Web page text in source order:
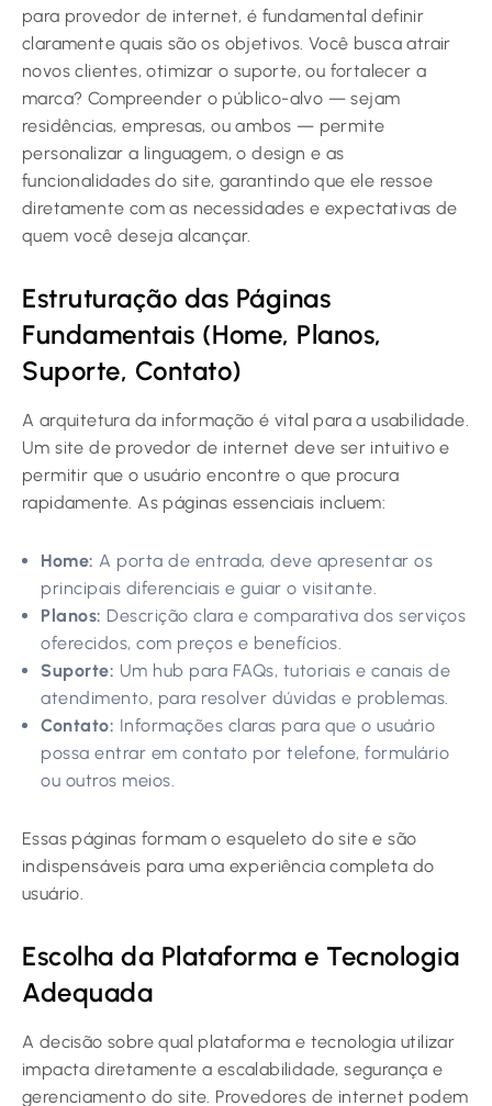
para provedor de internet, é fundamental definir
claramente quais são os objetivos. Você busca atrair
novos clientes, otimizar o suporte, ou fortalecer a
marca? Compreender o público-alvo — sejam
residências, empresas, ou ambos — permite
personalizar a linguagem, o design e as
funcionalidades do site, garantindo que ele ressoe
diretamente com as necessidades e expectativas de
quem você deseja alcançar.
Estruturação das Páginas
Fundamentais (Home, Planos,
Suporte, Contato)
A arquitetura da informação é vital para a usabilidade.
Um site de provedor de internet deve ser intuitivo e
permitir que o usuário encontre o que procura
rapidamente. As páginas essenciais incluem:
Home: A porta de entrada, deve apresentar os
principais diferenciais e guiar o visitante.
Planos: Descrição clara e comparativa dos serviços
oferecidos, com preços e benefícios.
Suporte: Um hub para FAQs, tutoriais e canais de
atendimento, para resolver dúvidas e problemas.
Contato: Informações claras para que o usuário
possa entrar em contato por telefone, formulário
ou outros meios.
Essas páginas formam o esqueleto do site e são
indispensáveis para uma experiência completa do
usuário.
Escolha da Plataforma e Tecnologia
Adequada
A decisão sobre qual plataforma e tecnologia utilizar
impacta diretamente a escalabilidade, segurança e
gerenciamento do site. Provedores de internet podem